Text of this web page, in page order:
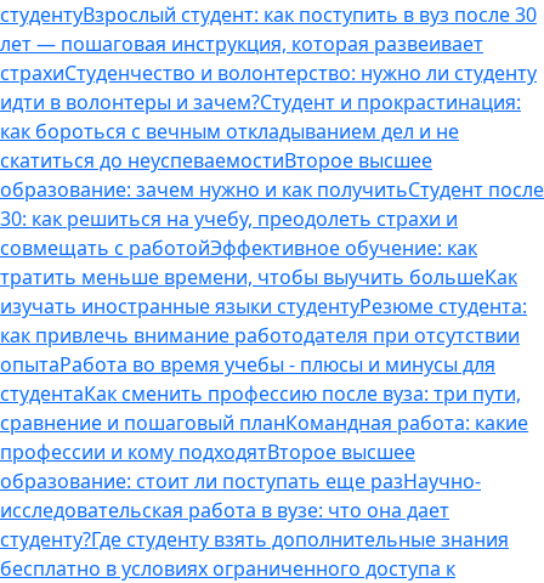
студентуВзрослый студент: как поступить в вуз после 30
лет — пошаговая инструкция, которая развеивает
страхиСтуденчество и волонтерство: нужно ли cтуденту
идти в волонтеры и зачем?Студент и прокрастинация:
как бороться с вечным откладыванием дел и не
скатиться до неуспеваемостиВторое высшее
образование: зачем нужно и как получитьСтудент после
30: как решиться на учебу, преодолеть страхи и
совмещать с работойЭффективное обучение: как
тратить меньше времени, чтобы выучить большеКак
изучать иностранные языки студентуРезюме студента:
как привлечь внимание работодателя при отсутствии
опытаРабота во время учебы - плюсы и минусы для
студентаКак сменить профессию после вуза: три пути,
сравнение и пошаговый планКомандная работа: какие
профессии и кому подходятВторое высшее
образование: стоит ли поступать еще разНаучно-
исследовательская работа в вузе: что она дает
студенту?Где студенту взять дополнительные знания
бесплатно в условиях ограниченного доступа к